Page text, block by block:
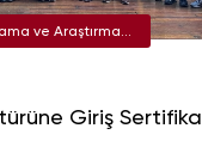
ve Araştırma
Giriş Sertifika